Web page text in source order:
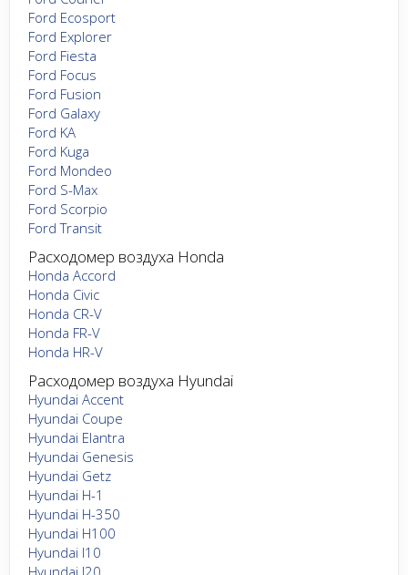
Ford Ecosport
Ford Explorer
Ford Fiesta
Ford Focus
Ford Fusion
Ford Galaxy
Ford KA
Ford Kuga
Ford Mondeo
Ford S-Max
Ford Scorpio
Ford Transit
Расходомер воздуха Honda
Honda Accord
Honda Civic
Honda CR-V
Honda FR-V
Honda HR-V
Расходомер воздуха Hyundai
Hyundai Accent
Hyundai Coupe
Hyundai Elantra
Hyundai Genesis
Hyundai Getz
Hyundai H-1
Hyundai H-350
Hyundai H100
Hyundai I10
Hyundai I20